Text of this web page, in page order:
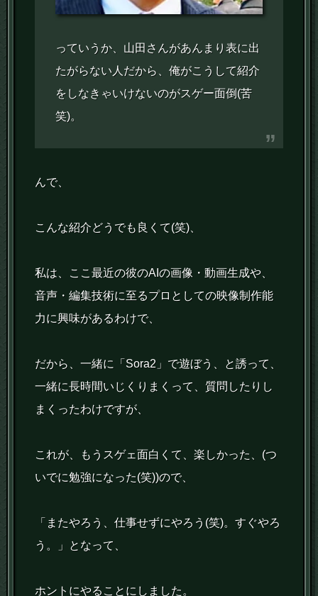
っていうか、山田さんがあんまり表に出
たがらない人だから、俺がこうして紹介
をしなきゃいけないのがスゲー面倒(苦
笑)。
んで、
こんな紹介どうでも良くて(笑)、
私は、ここ最近の彼のAIの画像・動画生成や、
音声・編集技術に至るプロとしての映像制作能
力に興味があるわけで、
だから、一緒に「Sora2」で遊ぼう、と誘って、
一緒に長時間いじくりまくって、質問したりし
まくったわけですが、
これが、もうスゲェ面白くて、楽しかった、(つ
いでに勉強になった(笑))ので、
「またやろう、仕事せずにやろう(笑)。すぐやろ
う。」となって、
ホントにやることにしました。